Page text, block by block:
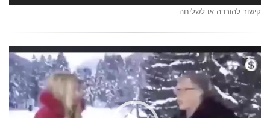
קישור להורדה או לשליחה
נגן
וידאו